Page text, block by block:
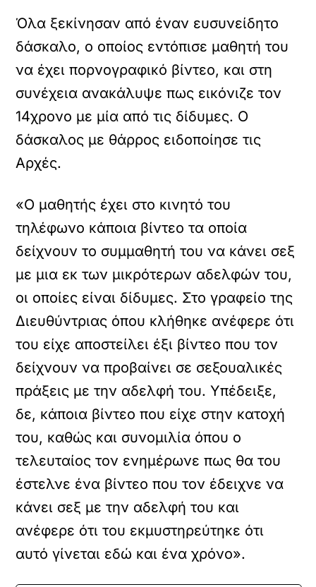
Όλα ξεκίνησαν από έναν ευσυνείδητο
δάσκαλο, ο οποίος εντόπισε μαθητή του
να έχει πορνογραφικό βίντεο, και στη
συνέχεια ανακάλυψε πως εικόνιζε τον
14χρονο με μία από τις δίδυμες. Ο
δάσκαλος με θάρρος ειδοποίησε τις
Αρχές.
«Ο μαθητής έχει στο κινητό του
τηλέφωνο κάποια βίντεο τα οποία
δείχνουν το συμμαθητή του να κάνει σεξ
με μια εκ των μικρότερων αδελφών του,
οι οποίες είναι δίδυμες. Στο γραφείο της
Διευθύντριας όπου κλήθηκε ανέφερε ότι
του είχε αποστείλει έξι βίντεο που τον
δείχνουν να προβαίνει σε σεξουαλικές
πράξεις με την αδελφή του. Υπέδειξε,
δε, κάποια βίντεο που είχε στην κατοχή
του, καθώς και συνομιλία όπου ο
τελευταίος τον ενημέρωνε πως θα του
έστελνε ένα βίντεο που τον έδειχνε να
κάνει σεξ με την αδελφή του και
ανέφερε ότι του εκμυστηρεύτηκε ότι
αυτό γίνεται εδώ και ένα χρόνο».